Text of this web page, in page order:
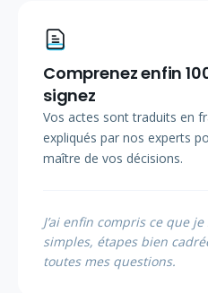
Comprenez enfin
signez
Vos actes sont traduits en
expliqués par nos experts
maître de vos décisions.
J’ai enfin compris ce que
simples, étapes bien
toutes mes questions.